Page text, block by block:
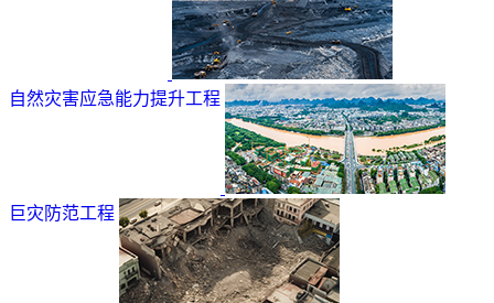
自然灾害应急能力提升工程
巨灾防范工程